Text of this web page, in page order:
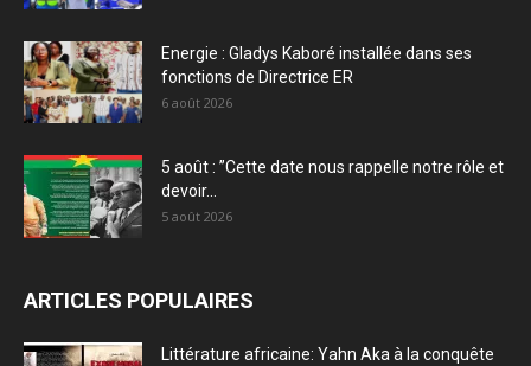
Energie : Gladys Kaboré installée dans ses
fonctions de Directrice ER
6 août 2026
5 août : ”Cette date nous rappelle notre rôle et
devoir...
5 août 2026
ARTICLES POPULAIRES
Littérature africaine: Yahn Aka à la conquête